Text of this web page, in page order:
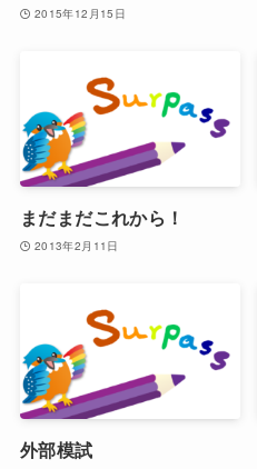
2015年12月15日
まだまだこれから！
2013年2月11日
外部模試